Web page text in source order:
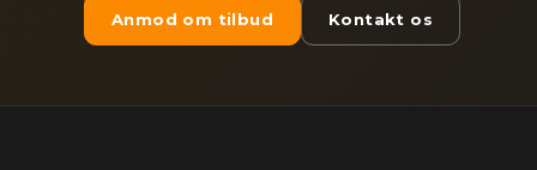
Anmod om tilbud Kontakt os